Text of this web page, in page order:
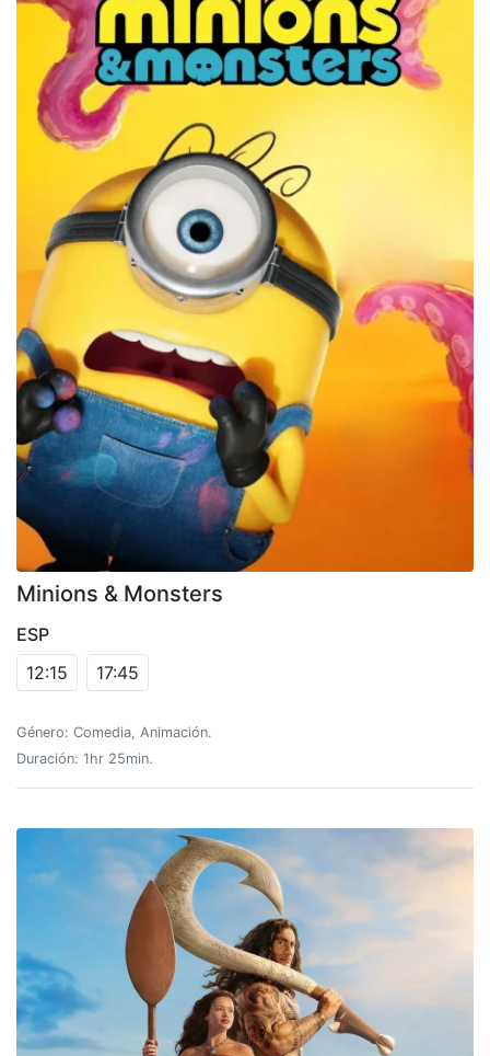
Minions & Monsters
ESP
12:15
17:45
Género: Comedia, Animación.
Duración: 1hr 25min.